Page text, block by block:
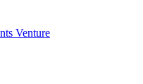
Venture